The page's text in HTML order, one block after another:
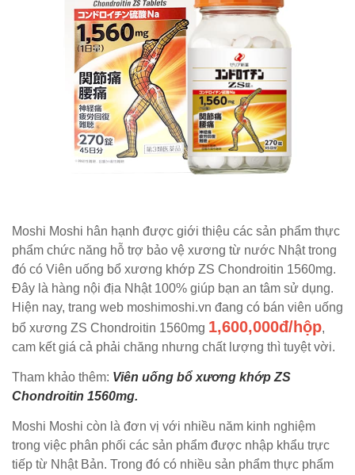
Moshi Moshi hân hạnh được giới thiệu các sản phẩm thực
phẩm chức năng hỗ trợ bảo vệ xương từ nước Nhật trong
đó có Viên uống bổ xương khớp ZS Chondroitin 1560mg.
Đây là hàng nội địa Nhật 100% giúp bạn an tâm sử dụng.
Hiện nay, trang web moshimoshi.vn đang có bán viên uống
bổ xương ZS Chondroitin 1560mg 1,600,000đ/hộp,
cam kết giá cả phải chăng nhưng chất lượng thì tuyệt vời.
Tham khảo thêm: Viên uống bổ xương khớp ZS
Chondroitin 1560mg.
Moshi Moshi còn là đơn vị với nhiều năm kinh nghiệm
trong việc phân phối các sản phẩm được nhập khẩu trực
tiếp từ Nhật Bản. Trong đó có nhiều sản phẩm thực phẩm